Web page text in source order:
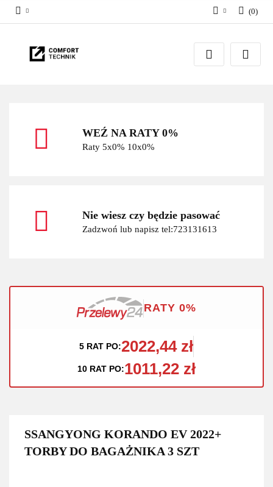
Zaloguj się
Zarejestruj się
(0)
WEŹ NA RATY 0%
Raty 5x0% 10x0%
Nie wiesz czy będzie pasować
Zadzwoń lub napisz tel:723131613
RATY 0%
5 RAT PO:2022,44 zł
10 RAT PO:1011,22 zł
SSANGYONG KORANDO EV 2022+
TORBY DO BAGAŻNIKA 3 SZT